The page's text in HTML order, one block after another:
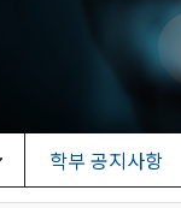
학부 공지사항